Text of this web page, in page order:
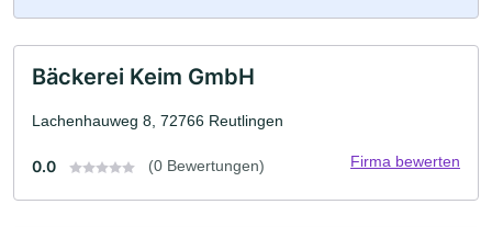
Bäckerei Keim GmbH
Lachenhauweg 8, 72766 Reutlingen
0.0 (0 Bewertungen) Firma bewerten